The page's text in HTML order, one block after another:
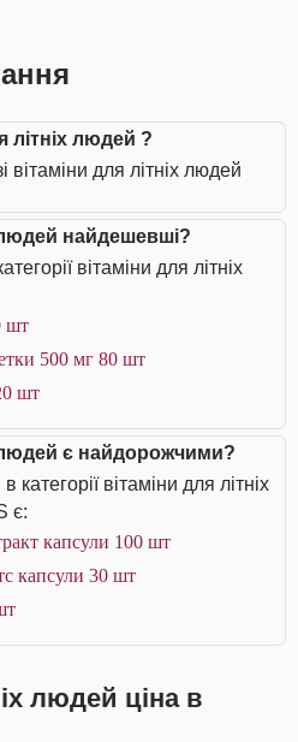
літніх людей ?
вітаміни для літніх людей
людей найдешевші?
вітаміни для літніх
шт
500 мг 80 шт
шт
людей є найдорожчими?
вітаміни для літніх
є:
капсули 100 шт
капсули 30 шт
людей ціна в